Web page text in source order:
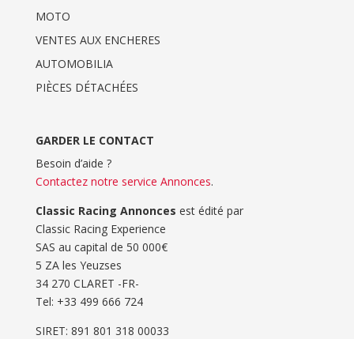
MOTO
VENTES AUX ENCHERES
AUTOMOBILIA
PIÈCES DÉTACHÉES
GARDER LE CONTACT
Besoin d’aide ?
Contactez notre service Annonces.
Classic Racing Annonces est édité par
Classic Racing Experience
SAS au capital de 50 000€
5 ZA les Yeuzses
34 270 CLARET -FR-
Tel: ‭+33 499 666 724‬
SIRET: 891 801 318 00033